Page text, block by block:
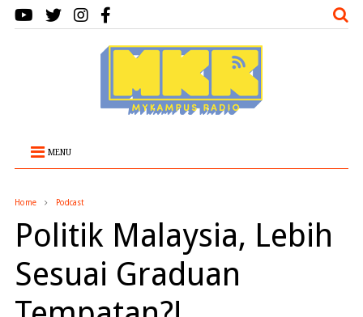
MENU
Home Podcast
Politik Malaysia, Lebih
Sesuai Graduan